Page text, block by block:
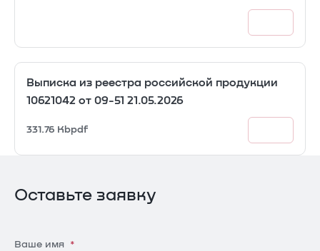
Выписка из реестра российской продукции
10621042 от 09-51 21.05.2026
331.76 Kbpdf
Оставьте заявку
Ваше имя *